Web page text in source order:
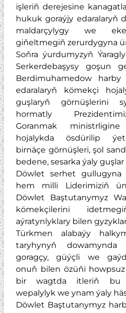
işleriň derejesine
hukuk goraýjy edaralaryň
maldarçylygy we
giňeltmegiň zerurdygyna
Soňra ýurdumyzyň
Serkerdebaşysy goşun
Berdimuhamedow
edaralaryň kömekçi
guşlaryň görnüşlerini
hormatly
Goranmak
hojalykda ösdürilip
birnäçe görnüşleri, şol
bedene, sesarka ýaly
Döwlet serhet
hem milli Liderimiziň
Döwlet Baştutanymyz
kömekçilerini
aýratynlyklary bilen
Türkmen alabaýy
taryhynyň
goragçy, güýçli we
onuň bilen özüňi
bir wagtda itleriň bu
wepalylyk we ynam ýaly
Döwlet Baştutanymyz